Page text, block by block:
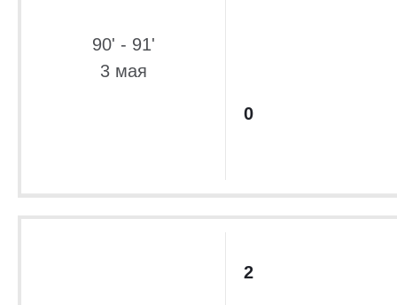
90' - 91'
3 мая
0
2